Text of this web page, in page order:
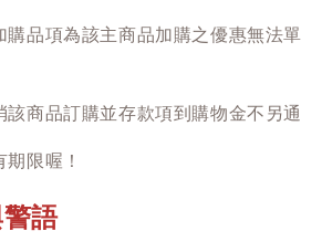
購品項為該主商品加購之優惠無法單
該商品訂購並存款項到購物金不另通
限喔！
語